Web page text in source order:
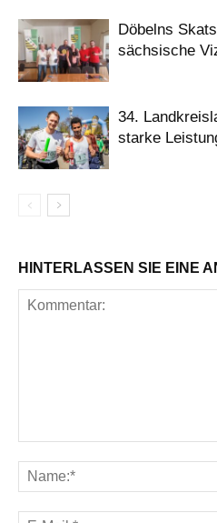
Döbelns
sächsische
34.
starke
HINTERLASSEN SIE EINE